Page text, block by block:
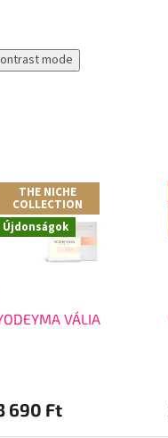
mode
THE NICHE
COLLECTION
Újdonságok
VÁLIA
690 Ft